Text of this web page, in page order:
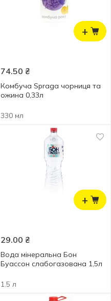
+
74.50 ₴
Комбуча Spraga чорниця та
ожина 0,33л
330 мл
+
29.00 ₴
Вода мінеральна Бон
Буассон слабогазована 1,5л
1.5 л